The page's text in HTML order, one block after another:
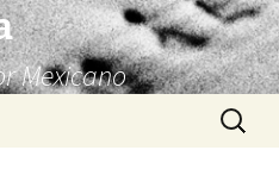
Mexicano
Buscar: